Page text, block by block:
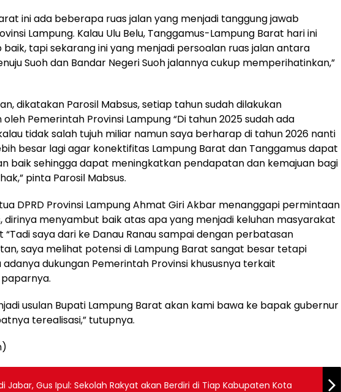
ini ada beberapa ruas jalan yang menjadi tanggung jawab
Lampung. Kalau Ulu Belu, Tanggamus-Lampung Barat hari ini
baik, tapi sekarang ini yang menjadi persoalan ruas jalan antara
Suoh dan Bandar Negeri Suoh jalannya cukup memperihatinkan,”
dikatakan Parosil Mabsus, setiap tahun sudah dilakukan
Pemerintah Provinsi Lampung “Di tahun 2025 sudah ada
tidak salah tujuh miliar namun saya berharap di tahun 2026 nanti
besar lagi agar konektifitas Lampung Barat dan Tanggamus dapat
baik sehingga dapat meningkatkan pendapatan dan kemajuan bagi
pinta Parosil Mabsus.
DPRD Provinsi Lampung Ahmat Giri Akbar menanggapi permintaan
dirinya menyambut baik atas apa yang menjadi keluhan masyarakat
“Tadi saya dari ke Danau Ranau sampai dengan perbatasan
saya melihat potensi di Lampung Barat sangat besar tetapi
dukungan Pemerintah Provinsi khususnya terkait
usulan Bupati Lampung Barat akan kami bawa ke bapak gubernur
terealisasi,” tutupnya.
Jabar, Gus Ipul: Sekolah Rakyat akan Berdiri di Tiap Kabupaten Kota